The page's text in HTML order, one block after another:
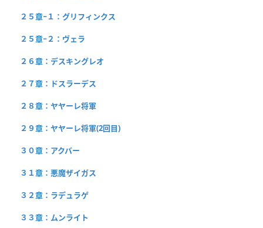
２５章−１：グリフィンクス
２５章−２：ヴェラ
２６章：デスキングレオ
２７章：ドスラーデス
２８章：ヤヤーレ将軍
２９章：ヤヤーレ将軍(2回目)
３０章：アクバー
３１章：悪魔ザイガス
３２章：ラデュラゲ
３３章：ムンライト